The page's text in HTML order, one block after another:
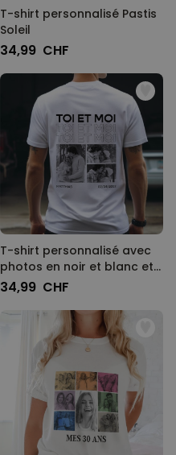
T-shirt personnalisé Pastis
Soleil
34,99 CHF
T-shirt personnalisé avec
photos en noir et blanc et
texte
34,99 CHF